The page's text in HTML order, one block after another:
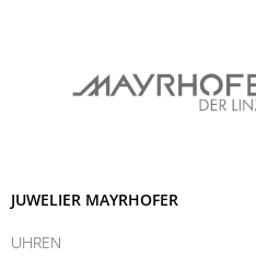
JUWELIER MAYRHOFER
UHREN